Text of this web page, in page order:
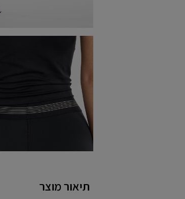
תיאור מוצר